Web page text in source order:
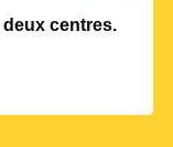
centres.